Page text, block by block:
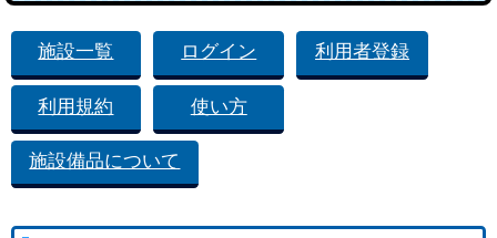
施設一覧 ログイン 利用者登録
利用規約 使い方
施設備品について